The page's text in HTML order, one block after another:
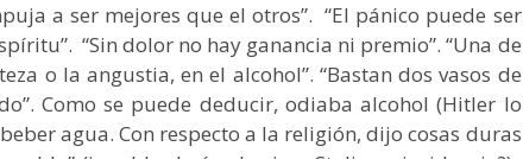
a ser mejores que el otros”. “El pánico puede ser
“Sin dolor no hay ganancia ni premio”. “Una de
o la angustia, en el alcohol”. “Bastan dos vasos de
Como se puede deducir, odiaba alcohol (Hitler lo
agua. Con respecto a la religión, dijo cosas duras